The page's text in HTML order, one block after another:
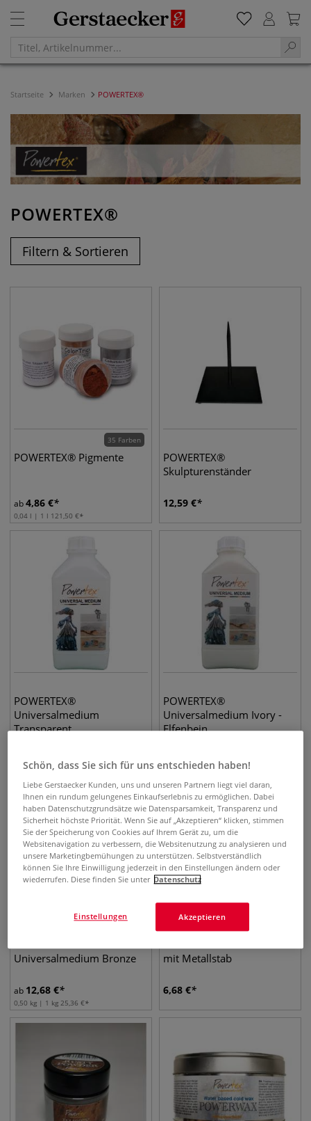
Startseite Marken POWERTEX®
POWERTEX®
Filtern & Sortieren
35 Farben
POWERTEX® Pigmente
ab4,86 €
0,04 l | 1 l 121,50 €
POWERTEX®
Skulpturenständer
12,59 €
POWERTEX®
Universalmedium
Transparent
0,50 kg | 1 kg 24,68
POWERTEX®
Universalmedium Ivory -
Elfenbein
0,50 kg | 1 kg 28,08 €
Universalmedium Bronze
ab 12,68 €
0,50 kg | 1 kg 25,36 €
mit Metallstab
6,68 €
Schön, dass Sie sich für uns entschieden haben!
Liebe Gerstaecker Kunden, uns und unseren Partnern liegt viel daran,
Ihnen ein rundum gelungenes Einkaufserlebnis zu ermöglichen. Dabei
haben Datenschutzgrundsätze wie Datensparsamkeit, Transparenz und
Sicherheit höchste Priorität. Wenn Sie auf „Akzeptieren“ klicken, stimmen
Sie der Speicherung von Cookies auf Ihrem Gerät zu, um die
Websitenavigation zu verbessern, die Websitenutzung zu analysieren und
unsere Marketingbemühungen zu unterstützen. Selbstverständlich
können Sie Ihre Einwilligung jederzeit in den Einstellungen ändern oder
wiederrufen. Diese finden Sie unter Datenschutz
Akzeptieren
Einstellungen